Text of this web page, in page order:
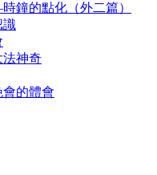
鐘的點化（外二篇）
識
法神奇
的體會